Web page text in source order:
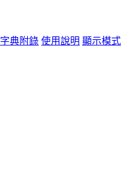
字典附錄 使用說明 顯示模式